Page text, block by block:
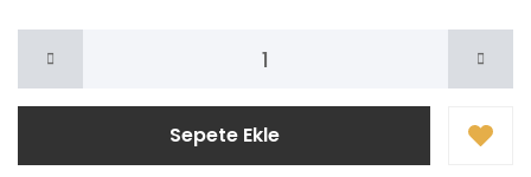
Sepete Ekle